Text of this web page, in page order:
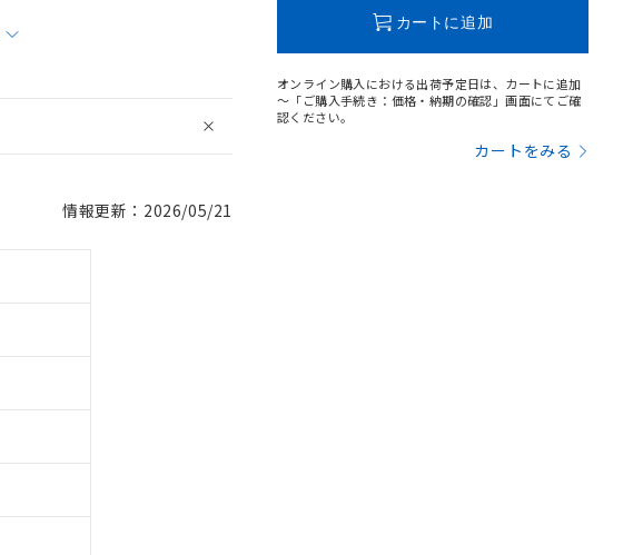
情報更新：2026/05/21
カートに追加
オンライン購入における出荷予定日は、カートに追加
～「ご購入手続き：価格・納期の確認」画面にてご確
認ください。
カートをみる